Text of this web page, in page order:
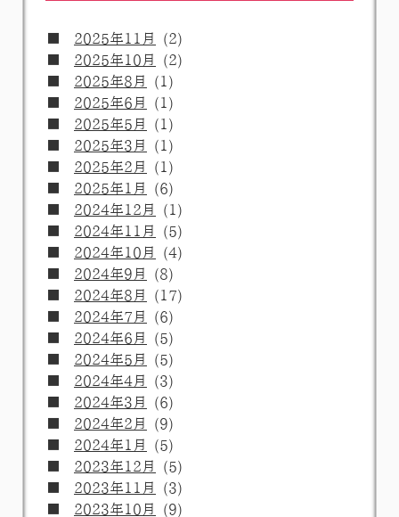
2025年11月
(2)
2025年10月
(2)
2025年8月
(1)
2025年6月
(1)
2025年5月
(1)
2025年3月
(1)
2025年2月
(1)
2025年1月
(6)
2024年12月
(1)
2024年11月
(5)
2024年10月
(4)
2024年9月
(8)
2024年8月
(17)
2024年7月
(6)
2024年6月
(5)
2024年5月
(5)
2024年4月
(3)
2024年3月
(6)
2024年2月
(9)
2024年1月
(5)
2023年12月
(5)
2023年11月
(3)
2023年10月
(9)